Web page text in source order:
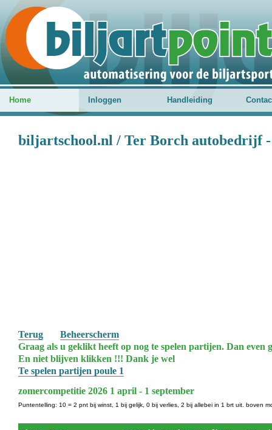
Home Inloggen Handleiding
biljartschool.nl / Ter Borch autobedrijf
Terug
Beheerscherm
Graag als u geklikt heeft op nog te spelen partijen. Dan even
En niet blijven klikken !!! Dank je wel
Te spelen partijen poule 1
zomercompetitie 2026 1 april - 1 september
Puntentelling: 10 = 2 pnt bij winst, 1 bij gelijk, 0 bij verlies, 2 bij allebei in 1 brt uit. boven